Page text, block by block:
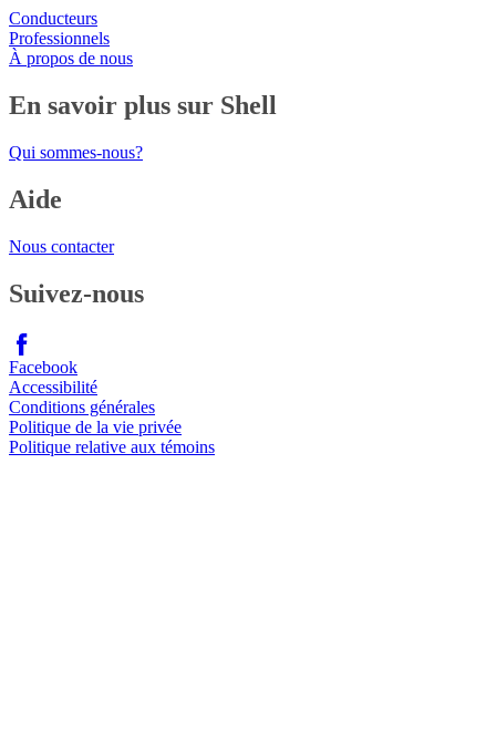
Conducteurs
Professionnels
À propos de nous
En savoir plus sur Shell
Qui sommes-nous?
Aide
Nous contacter
Suivez-nous
Facebook
Accessibilité
Conditions générales
Politique de la vie privée
Politique relative aux témoins